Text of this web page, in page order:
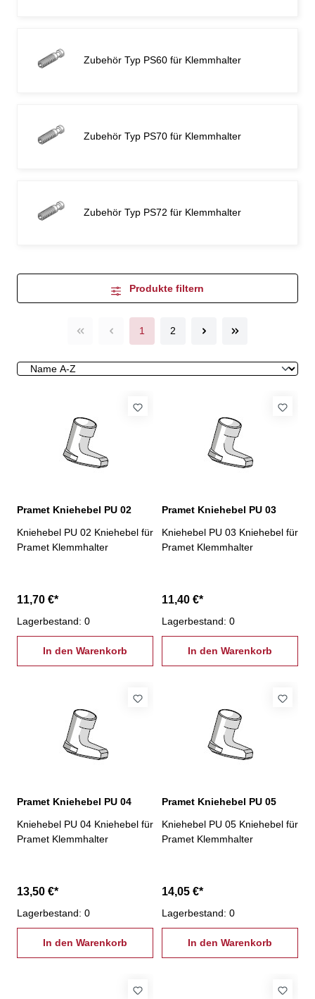
Zubehör Typ PS60 für Klemmhalter
Zubehör Typ PS70 für Klemmhalter
Zubehör Typ PS72 für Klemmhalter
Produkte filtern
1 2
Pramet Kniehebel PU 02
Kniehebel PU 02 Kniehebel für
Pramet Klemmhalter
11,70 €*
Lagerbestand: 0
In den Warenkorb
Pramet Kniehebel PU 03
Kniehebel PU 03 Kniehebel für
Pramet Klemmhalter
11,40 €*
Lagerbestand: 0
In den Warenkorb
Pramet Kniehebel PU 04
Kniehebel PU 04 Kniehebel für
Pramet Klemmhalter
13,50 €*
Lagerbestand: 0
In den Warenkorb
Pramet Kniehebel PU 05
Kniehebel PU 05 Kniehebel für
Pramet Klemmhalter
14,05 €*
Lagerbestand: 0
In den Warenkorb